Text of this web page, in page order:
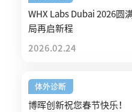
WHX Labs Dubai 2026圆
局再启新程
2026.02.24
体外诊断
博晖创新祝您春节快乐！